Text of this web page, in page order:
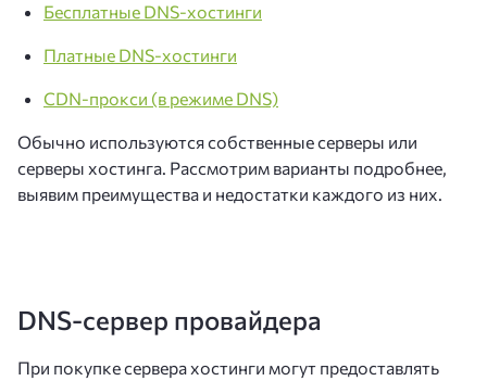
Бесплатные DNS-хостинги
Платные DNS-хостинги
CDN-прокси (в режиме DNS)
Обычно используются собственные серверы или
серверы хостинга. Рассмотрим варианты подробнее,
выявим преимущества и недостатки каждого из них.
DNS-сервер провайдера
При покупке сервера хостинги могут предоставлять